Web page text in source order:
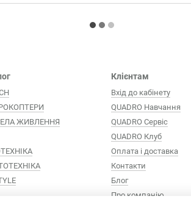
ЖИВЛЕННЯ
Клієнтам
Вхід до кабінету
QUADRO Навчання
QUADRO Сервіc
QUADRO Клуб
Оплата і доставка
Контакти
Блог
Про компанію